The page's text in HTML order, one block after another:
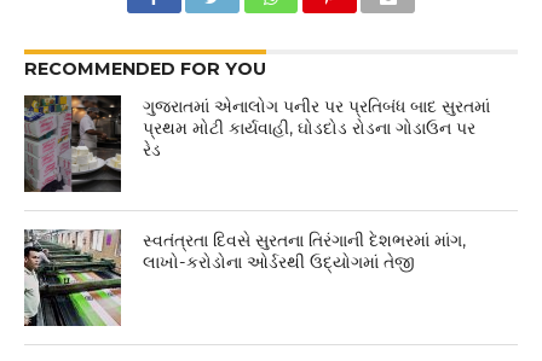
RECOMMENDED FOR YOU
ગુજરાતમાં એનાલોગ પનીર પર પ્રતિબંધ બાદ સુરતમાં
પ્રથમ મોટી કાર્યવાહી, ઘોડદોડ રોડના ગોડાઉન પર
રેડ
સ્વતંત્રતા દિવસે સુરતના તિરંગાની દેશભરમાં માંગ,
લાખો-કરોડોના ઓર્ડરથી ઉદ્યોગમાં તેજી